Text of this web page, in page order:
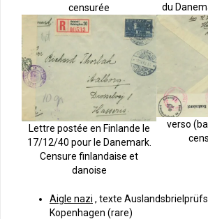
censurée
du
Lettre postée en Finlande le
17/12/40 pour le Danemark.
Censure finlandaise et
danoise
verso
Aigle nazi , texte
Kopenhagen (rare)